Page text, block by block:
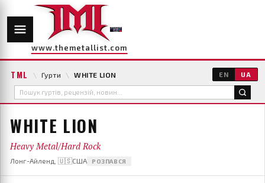
www.themetallist.com
TML \ Гурти \ WHITE LION EN UA
WHITE LION
Heavy Metal/Hard Rock
Лонг-Айленд, 🇺🇸США РОЗПАВСЯ